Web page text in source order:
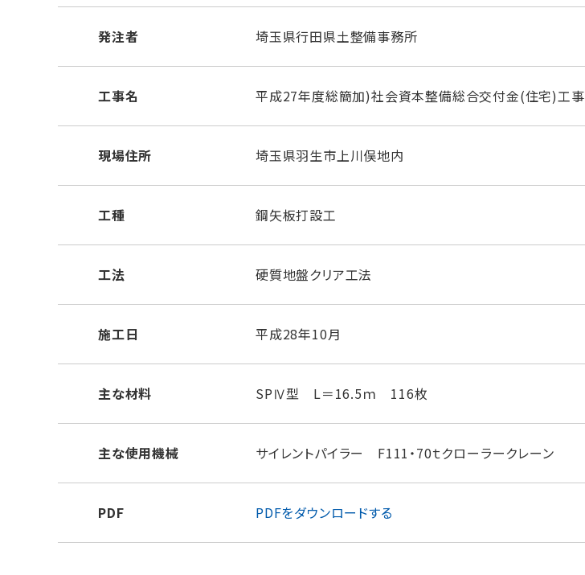
発注者 埼玉県行田県土整備事務所
工事名 平成27年度総簡加)社会資本整備総合交付金(住宅)工事
現場住所 埼玉県羽生市上川俣地内
工種 鋼矢板打設工
工法 硬質地盤クリア工法
施工日 平成28年10月
主な材料 SPⅣ型 L＝16.5ｍ 116枚
主な使用機械 サイレントパイラー F111・70ｔクローラークレーン
PDF PDFをダウンロードする